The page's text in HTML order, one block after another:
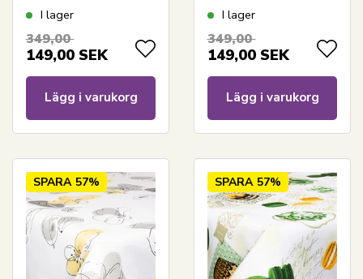
140 cm bred - På
I lager
349,00
149,00 SEK
Lägg i varukorg
bred - På metervis
I lager
349,00
149,00 SEK
Lägg i varukorg
SPARA 57% SPARA 57%